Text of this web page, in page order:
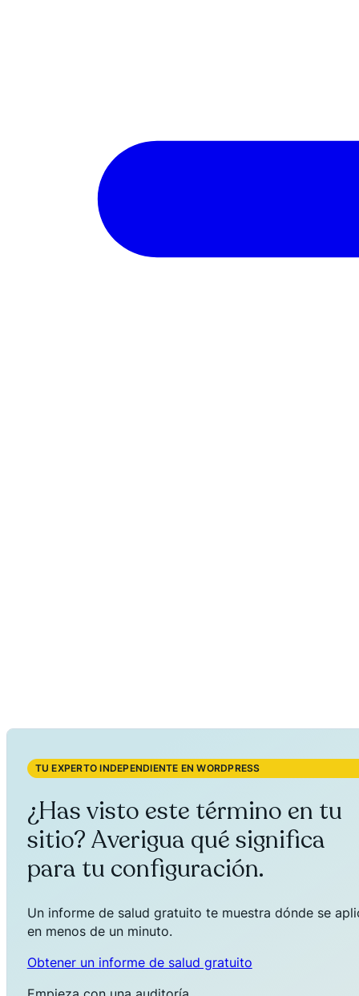
TU EXPERTO INDEPENDIENTE EN WORDPRESS
¿Has visto este término en tu
sitio? Averigua qué significa
para tu configuración.
Un informe de salud gratuito te muestra dónde se
en menos de un minuto.
Obtener un informe de salud gratuito